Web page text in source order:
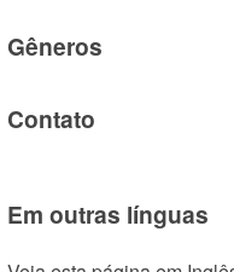
Gêneros
Contato
Em outras línguas